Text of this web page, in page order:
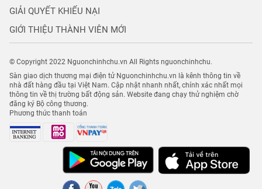
GIẢI QUYẾT KHIẾU NẠI
GIỚI THIỆU THÀNH VIÊN MỚI
© Copyright 2022 Nguonchinhchu.vn All Rights nguonchinhchu.
Sàn giao dịch thương mại điện tử Nguonchinhchu.vn là kênh thông tin về
nhà đất hàng đầu tại Việt Nam. Cập nhật nhanh nhất, chính xác nhất mọi
thông tin về thị trường bất động sản. Website đang chạy thử nghiệm chờ
đăng ký Bộ công thương.
Phương thức thanh toán